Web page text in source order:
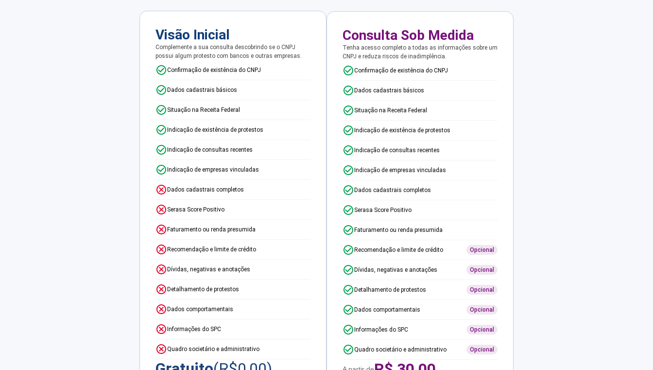
Visão Inicial
Complemente a sua consulta descobrindo se o CNPJ
possui algum protesto com bancos e outras empresas.
Confirmação de existência do CNPJ
Dados cadastrais básicos
Situação na Receita Federal
Indicação de existência de protestos
Indicação de consultas recentes
Indicação de empresas vinculadas
Dados cadastrais completos
Serasa Score Positivo
Faturamento ou renda presumida
Recomendação e limite de crédito
Dívidas, negativas e anotações
Detalhamento de protestos
Dados comportamentais
Informações do SPC
Quadro societário e administrativo
Consulta Sob Medida
Tenha acesso completo a todas as informações sobre um
CNPJ e reduza riscos de inadimplência.
Confirmação de existência do CNPJ
Dados cadastrais básicos
Situação na Receita Federal
Indicação de existência de protestos
Indicação de consultas recentes
Indicação de empresas vinculadas
Dados cadastrais completos
Serasa Score Positivo
Faturamento ou renda presumida
Recomendação e limite de crédito Opcional
Dívidas, negativas e anotações Opcional
Detalhamento de protestos Opcional
Dados comportamentais Opcional
Informações do SPC Opcional
Quadro societário e administrativo Opcional